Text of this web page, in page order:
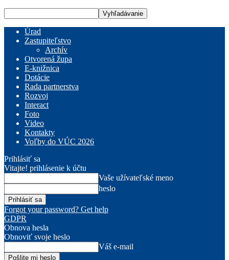
Úrad
Zastupiteľstvo
Archív
Otvorená župa
E-knižnica
Dotácie
Rada partnerstva
Rozvoj
Interact
Foto
Video
Kontakty
Voľby do VÚC 2026
Prihlásiť sa
Vitajte! prihlásenie k účtu
Vaše užívateľské meno
heslo
Forgot your password? Get help
GDPR
Obnova hesla
Obnoviť svoje heslo
Váš e-mail